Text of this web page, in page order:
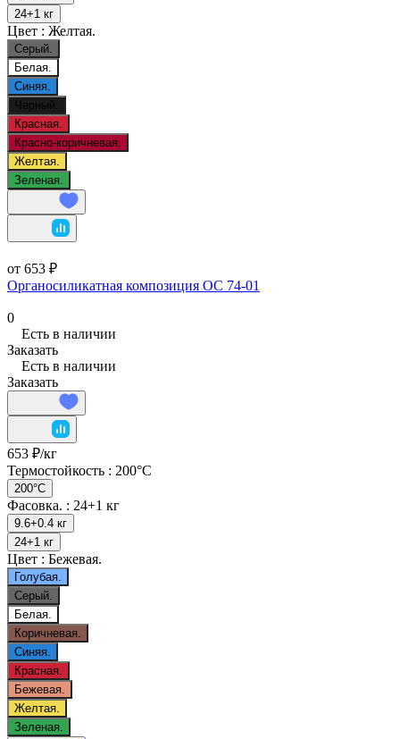
24+1 кг
Цвет : Желтая.
Серый.
Белая.
Синяя.
Черный.
Красная.
Красно-коричневая.
Желтая.
Зеленая.
от 653 ₽
Органосиликатная композиция ОС 74-01
0
Есть в наличии
Заказать
Есть в наличии
Заказать
653 ₽/кг
Термостойкость : 200°С
200°С
Фасовка. : 24+1 кг
9.6+0.4 кг
24+1 кг
Цвет : Бежевая.
Голубая.
Серый.
Белая.
Коричневая.
Синяя.
Красная.
Бежевая.
Желтая.
Зеленая.